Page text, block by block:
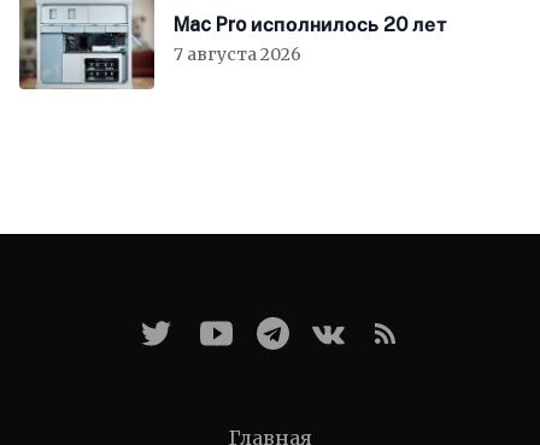
Mac Pro исполнилось 20 лет
7 августа 2026
Главная